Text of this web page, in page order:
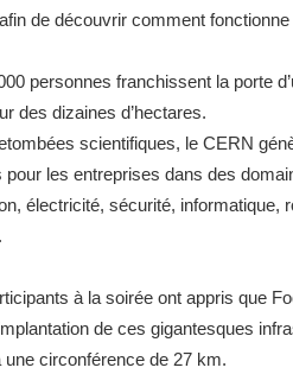
de découvrir comment fonctionne
personnes franchissent la porte
des dizaines d’hectares.
scientifiques, le CERN
pour les entreprises dans des
électricité, sécurité,
à la soirée ont appris que
de ces gigantesques
une circonférence de 27 km.